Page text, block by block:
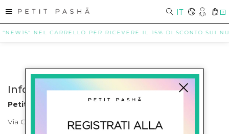
IT 0
NEL CARRELLO PER RICEVERE IL 15% DI SCONTO SUI
Info contatti
Petit Pasha
Via Cilea, 255 Napoli Corso Umberto I 301 Napoli